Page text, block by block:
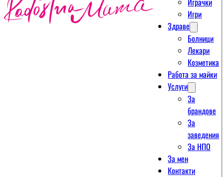
Игри
Здраве
Болници
Лекари
Козметика
Работа за майки
Услуги
За
брандове
За
заведения
За НПО
За мен
Контакти